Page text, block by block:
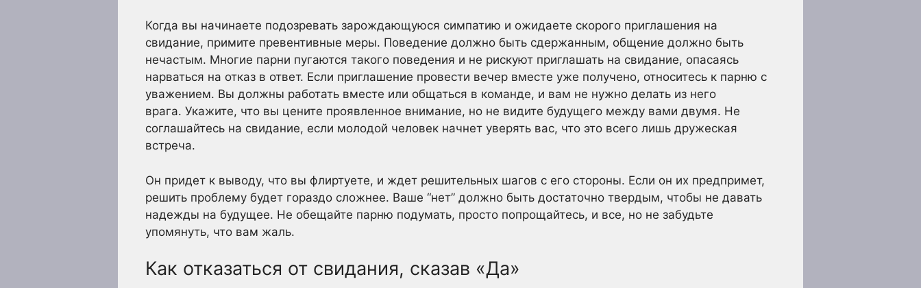
Когда вы начинаете подозревать зарождающуюся симпатию и ожидаете скорого приглашения на
свидание, примите превентивные меры. Поведение должно быть сдержанным, общение должно быть
нечастым. Многие парни пугаются такого поведения и не рискуют приглашать на свидание, опасаясь
нарваться на отказ в ответ. Если приглашение провести вечер вместе уже получено, относитесь к парню с
уважением. Вы должны работать вместе или общаться в команде, и вам не нужно делать из него
врага. Укажите, что вы цените проявленное внимание, но не видите будущего между вами двумя. Не
соглашайтесь на свидание, если молодой человек начнет уверять вас, что это всего лишь дружеская
встреча.
Он придет к выводу, что вы флиртуете, и ждет решительных шагов с его стороны. Если он их предпримет,
решить проблему будет гораздо сложнее. Ваше “нет” должно быть достаточно твердым, чтобы не давать
надежды на будущее. Не обещайте парню подумать, просто попрощайтесь, и все, но не забудьте
упомянуть, что вам жаль.
Как отказаться от свидания, сказав «Да»